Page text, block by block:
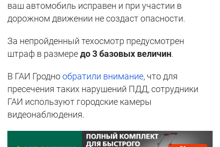
ваш автомобиль исправен и при участии в
дорожном движении не создаст опасности.
За непройденный техосмотр предусмотрен
штраф в размередо 3 базовых величин.
В ГАИ Гроднообратили внимание, что для
пресечения таких нарушений ПДД, сотрудники
ГАИ используют городские камеры
видеонаблюдения.